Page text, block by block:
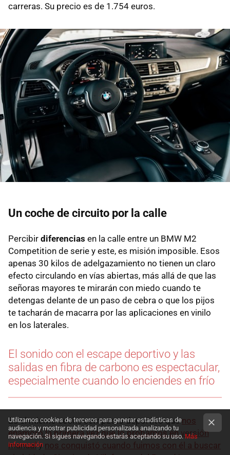
carreras. Su precio es de 1.754 euros.
Un coche de circuito por la calle
Percibir diferencias en la calle entre un BMW M2
Competition de serie y este, es misión imposible. Esos
apenas 30 kilos de adelgazamiento no tienen un claro
efecto circulando en vías abiertas, más allá de que las
señoras mayores te mirarán con miedo cuando te
detengas delante de un paso de cebra o que los pijos
te tacharán de macarra por las aplicaciones en vinilo
en los laterales.
El sonido con el escape deportivo y las
salidas en fibra de carbono es espectacular,
especialmente cuando lo enciendes en frío
Es el mismo coche compacto deportivo quenos
enamoró la primera vez que lo probamos en versión
manualy nos conquistó cuando fuimos con él a buscar
Utilizamos cookies de terceros para generar estadísticas de
audiencia y mostrar publicidad personalizada analizando tu
navegación. Si sigues navegando estarás aceptando su uso.Más
información